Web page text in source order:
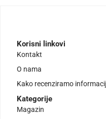
Korisni linkovi
Kontakt
O nama
Kako recenziramo
Kategorije
Magazin